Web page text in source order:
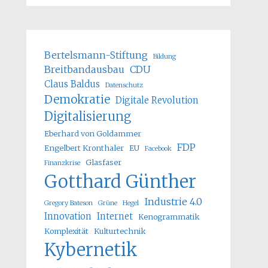
Bertelsmann-Stiftung Bildung
Breitbandausbau CDU
Claus Baldus Datenschutz
Demokratie Digitale Revolution
Digitalisierung
Eberhard von Goldammer
Engelbert Kronthaler EU Facebook FDP
Finanzkrise Glasfaser
Gotthard Günther
Gregory Bateson Grüne Hegel Industrie 4.0
Innovation Internet Kenogrammatik
Komplexität Kulturtechnik
Kybernetik